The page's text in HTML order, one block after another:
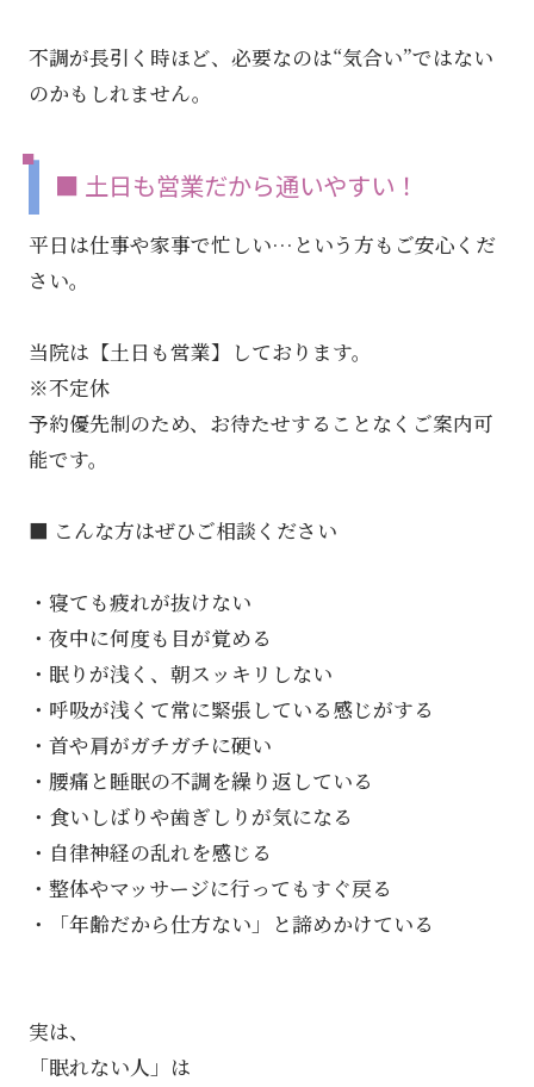
不調が長引く時ほど、必要なのは“気合い”ではない
のかもしれません。
■ 土日も営業だから通いやすい！
平日は仕事や家事で忙しい…という方もご安心くだ
さい。
当院は【土日も営業】しております。
※不定休
予約優先制のため、お待たせすることなくご案内可
能です。
■ こんな方はぜひご相談ください
・寝ても疲れが抜けない
・夜中に何度も目が覚める
・眠りが浅く、朝スッキリしない
・呼吸が浅くて常に緊張している感じがする
・首や肩がガチガチに硬い
・腰痛と睡眠の不調を繰り返している
・食いしばりや歯ぎしりが気になる
・自律神経の乱れを感じる
・整体やマッサージに行ってもすぐ戻る
・「年齢だから仕方ない」と諦めかけている
実は、
「眠れない人」は